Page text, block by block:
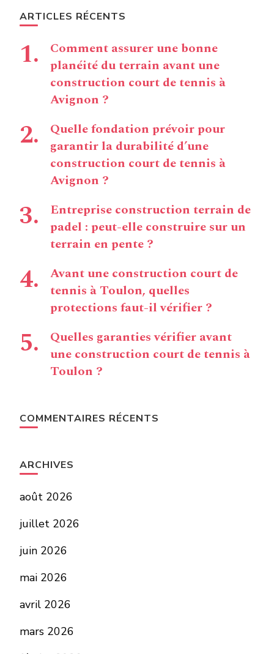
ARTICLES RÉCENTS
Comment assurer une bonne
planéité du terrain avant une
construction court de tennis à
Avignon ?
Quelle fondation prévoir pour
garantir la durabilité d’une
construction court de tennis à
Avignon ?
Entreprise construction terrain de
padel : peut-elle construire sur un
terrain en pente ?
Avant une construction court de
tennis à Toulon, quelles
protections faut-il vérifier ?
Quelles garanties vérifier avant
une construction court de tennis à
Toulon ?
COMMENTAIRES RÉCENTS
ARCHIVES
août 2026
juillet 2026
juin 2026
mai 2026
avril 2026
mars 2026